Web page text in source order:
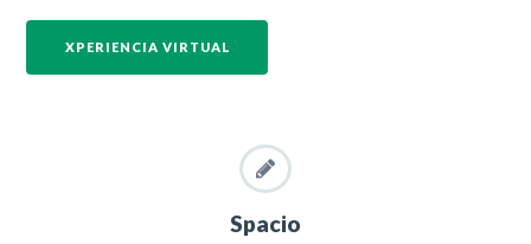
XPERIENCIA VIRTUAL
Spacio